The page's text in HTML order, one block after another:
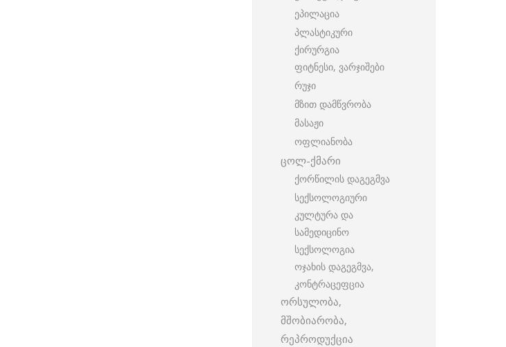
ეპილაცია
პლასტიკური
ქირურგია
ფიტნესი, ვარჯიშები
რუჯი
მზით დამწვრობა
მასაჟი
ოფლიანობა
ცოლ-ქმარი
ქორწილის დაგეგმვა
სექსოლოგიური
კულტურა და
სამედიცინო
სექსოლოგია
ოჯახის დაგეგმვა,
კონტრაცეფცია
ორსულობა,
მშობიარობა,
რეპროდუქცია